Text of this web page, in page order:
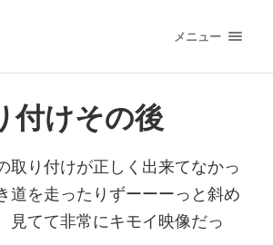
メニュー
付けその後
取り付けが正しく出来てなかっ
道を走ったりずーーーっと斜め
見てて非常にキモイ映像だっ